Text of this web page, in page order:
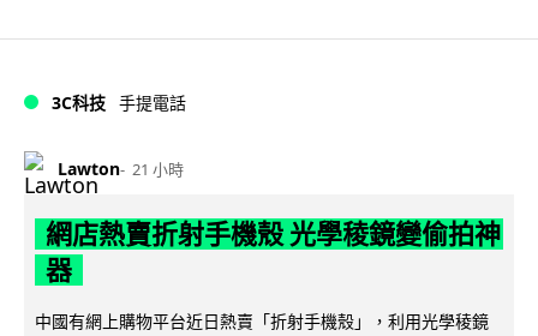
3C科技 手提電話
Lawton 21 小時
網店熱賣折射手機殼 光學稜鏡變偷拍神
器
中國有網上購物平台近日熱賣「折射手機殼」，利用光學稜鏡